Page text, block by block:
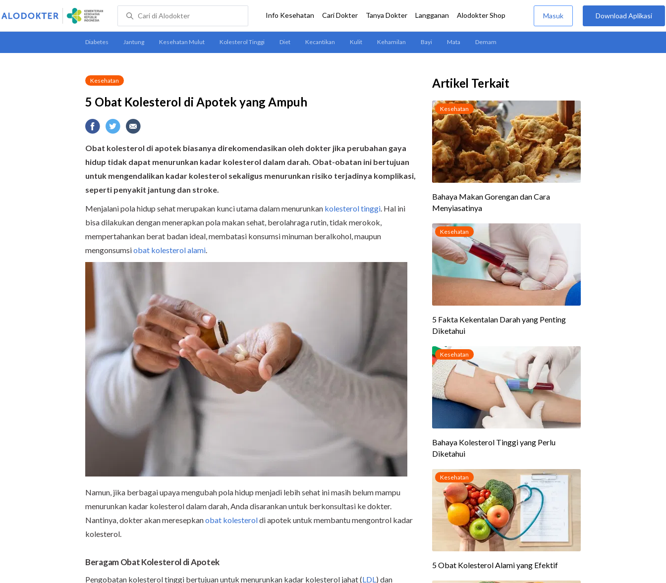
Kesehatan
5 Obat Kolesterol di Apotek yang Ampuh
Obat kolesterol di apotek biasanya direkomendasikan oleh dokter jika perubahan gaya
hidup tidak dapat menurunkan kadar kolesterol dalam darah. Obat-obatan ini bertujuan
untuk mengendalikan kadar kolesterol sekaligus menurunkan risiko terjadinya komplikasi,
seperti penyakit jantung dan stroke.
Menjalani pola hidup sehat merupakan kunci utama dalam menurunkan kolesterol tinggi. Hal ini
bisa dilakukan dengan menerapkan pola makan sehat, berolahraga rutin, tidak merokok,
mempertahankan berat badan ideal, membatasi konsumsi minuman beralkohol, maupun
mengonsumsiobat kolesterol alami.
Namun, jika berbagai upaya mengubah pola hidup menjadi lebih sehat ini masih belum mampu
menurunkan kadar kolesterol dalam darah, Anda disarankan untuk berkonsultasi ke dokter.
Nantinya, dokter akan meresepkanobat kolesteroldi apotek untuk membantu mengontrol kadar
kolesterol.
Beragam Obat Kolesterol di Apotek
Pengobatan kolesterol tinggi bertujuan untuk menurunkan kadar kolesterol jahat (LDL) dan
Artikel Terkait